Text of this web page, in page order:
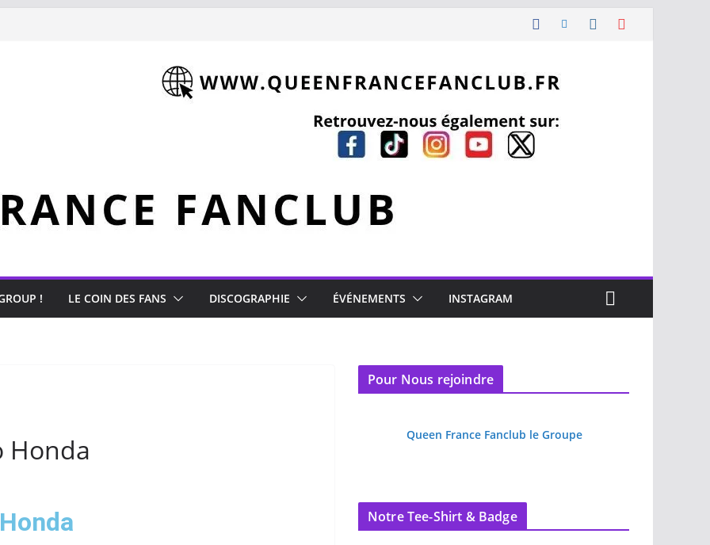
! LE COIN DES FANS DISCOGRAPHIE ÉVÉNEMENTS INSTAGRAM
Honda
Pour Nous rejoindre
Queen France Fanclub le Groupe
Notre Tee-Shirt & Badge